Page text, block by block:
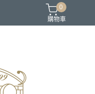
0
購物車